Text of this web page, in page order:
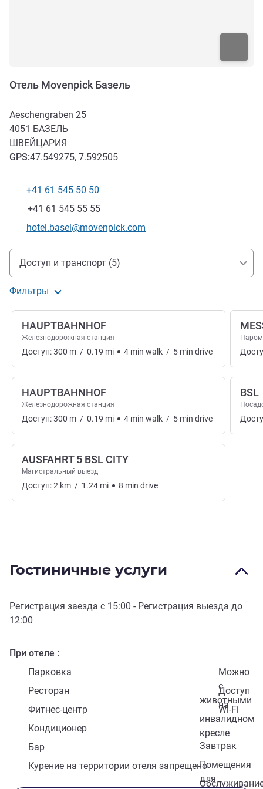
Отель Movenpick Базель
Aeschengraben 25
4051 БАЗЕЛЬ
ШВЕЙЦАРИЯ
GPS:47.549275, 7.592505
Телефон
+41 61 545 50 50
Факс
+41 61 545 55 55
Контактный адрес электронной почты
hotel.basel@movenpick.com
Доступ и транспорт
Доступ и транспорт (5)
Фильтры
HAUPTBAHNHOF
Железнодорожная станция
Доступ:300 m / 0.19 mi 4 min walk / 5 min drive
HAUPTBAHNHOF
Железнодорожная станция
Доступ:300 m / 0.19 mi 4 min walk / 5 min drive
AUSFAHRT 5 BSL CITY
Магистральный выезд
Доступ:2 km / 1.24 mi 8 min drive
BSL
Гостиничные услуги
Регистрация заезда с 15:00 - Регистрация выезда до
12:00
При отеле
Парковка
Можно
с
животными
Ресторан
Доступ
на
инвалидном
кресле
Фитнес-центр
Wi-Fi
Кондиционер
Завтрак
Бар
Помещения
для
Курение на территории отеля запрещено